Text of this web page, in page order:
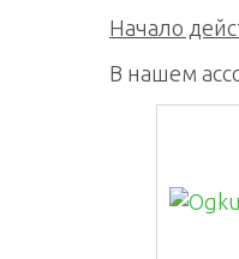
Начало
В нашем